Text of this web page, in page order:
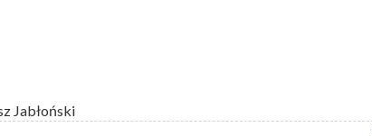
Jabłoński